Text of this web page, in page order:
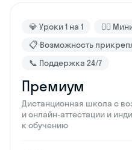
💎 Уроки 1 на 1
🙋‍♂️
📋 Возможность
📞 Поддержка 24/7
Премиум
Дистанционная школа с
и онлайн-аттестации и
к обучению